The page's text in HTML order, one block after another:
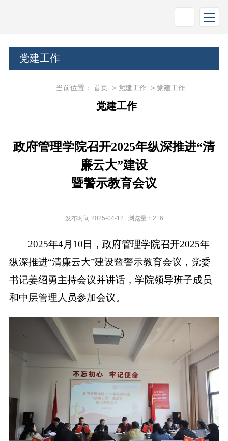
党建工作
当前位置： 首页> 党建工作> 党建工作
党建工作
政府管理学院召开2025年纵深推进“清
廉云大”建设
暨警示教育会议
发布时间:2025-04-12 浏览量： 216
2025年4月10日，政府管理学院召开2025年
纵深推进“清廉云大”建设暨警示教育会议，党委
书记姜绍勇主持会议并讲话，学院领导班子成员
和中层管理人员参加会议。